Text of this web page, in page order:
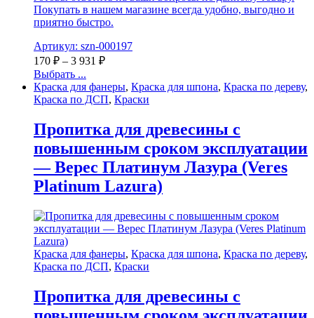
Покупать в нашем магазине всегда удобно, выгодно и
приятно быстро.
Артикул: szn-000197
170 ₽ – 3 931 ₽
Выбрать ...
Краска для фанеры, Краска для шпона, Краска по дереву,
Краска по ДСП, Краски
Пропитка для древесины с
повышенным сроком эксплуатации
— Верес Платинум Лазура (Veres
Platinum Lazura)
Краска для фанеры, Краска для шпона, Краска по дереву,
Краска по ДСП, Краски
Пропитка для древесины с